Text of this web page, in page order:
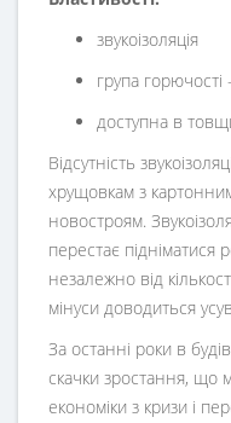
звукоізоляція
група
доступна в
Відсутність
хрущовкам з
новостроям.
перестає підніматися
незалежно від
мінуси доводиться
За останні роки в
скачки зростання, що
економіки з кризи і